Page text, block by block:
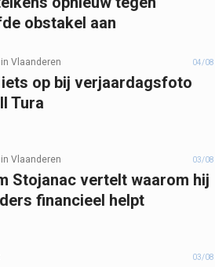
obstakel aan
Vlaanderen 04/08
op bij verjaardagsfoto
Tura
Vlaanderen 03/08
Stojanac vertelt waarom hij
financieel helpt
03/08